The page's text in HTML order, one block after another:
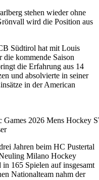
stehen wieder ohne
wird die Position aus
Südtirol hat mit Louis
die kommende Saison
die Erfahrung aus 14
und absolvierte in seiner
in der American
2026 Mens Hockey
Jahren beim HC Pustertal
Milano Hockey
165 Spielen auf insgesamt
Nationalteam nahm der